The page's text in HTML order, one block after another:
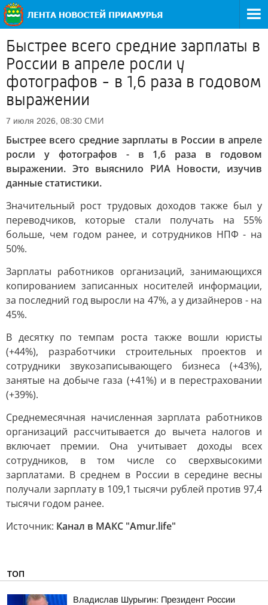
Быстрее всего средние зарплаты в
России в апреле росли у
фотографов - в 1,6 раза в годовом
выражении
7 июля 2026, 08:30 СМИ
Быстрее всего средние зарплаты в России в апреле
росли у фотографов - в 1,6 раза в годовом
выражении. Это выяснило РИА Новости, изучив
данные статистики.
Значительный рост трудовых доходов также был у
переводчиков, которые стали получать на 55%
больше, чем годом ранее, и сотрудников НПФ - на
50%.
Зарплаты работников организаций, занимающихся
копированием записанных носителей информации,
за последний год выросли на 47%, а у дизайнеров - на
45%.
В десятку по темпам роста также вошли юристы
(+44%), разработчики строительных проектов и
сотрудники звукозаписывающего бизнеса (+43%),
занятые на добыче газа (+41%) и в перестраховании
(+39%).
Среднемесячная начисленная зарплата работников
организаций рассчитывается до вычета налогов и
включает премии. Она учитывает доходы всех
сотрудников, в том числе со сверхвысокими
зарплатами. В среднем в России в середине весны
получали зарплату в 109,1 тысячи рублей против 97,4
тысячи годом ранее.
Источник: Канал в МАКС "Аmur.life"
ТОП
Владислав Шурыгин: Президент России